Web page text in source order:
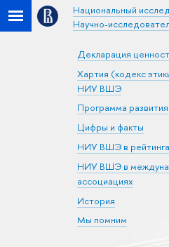
Национальный
Научно-
Декларация
Хартия (кодекс
НИУ ВШЭ
Программа развития
Цифры и факты
НИУ ВШЭ в
НИУ ВШЭ в
ассоциациях
История
Мы помним